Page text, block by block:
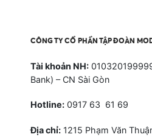
CÔNG TY CỔ PHẦN TẬP ĐOÀN
Tài khoản NH:
Bank) – CN Sài Gòn
Hotline: 0917 63 61 69
Địa chỉ: 1215 Phạm Văn